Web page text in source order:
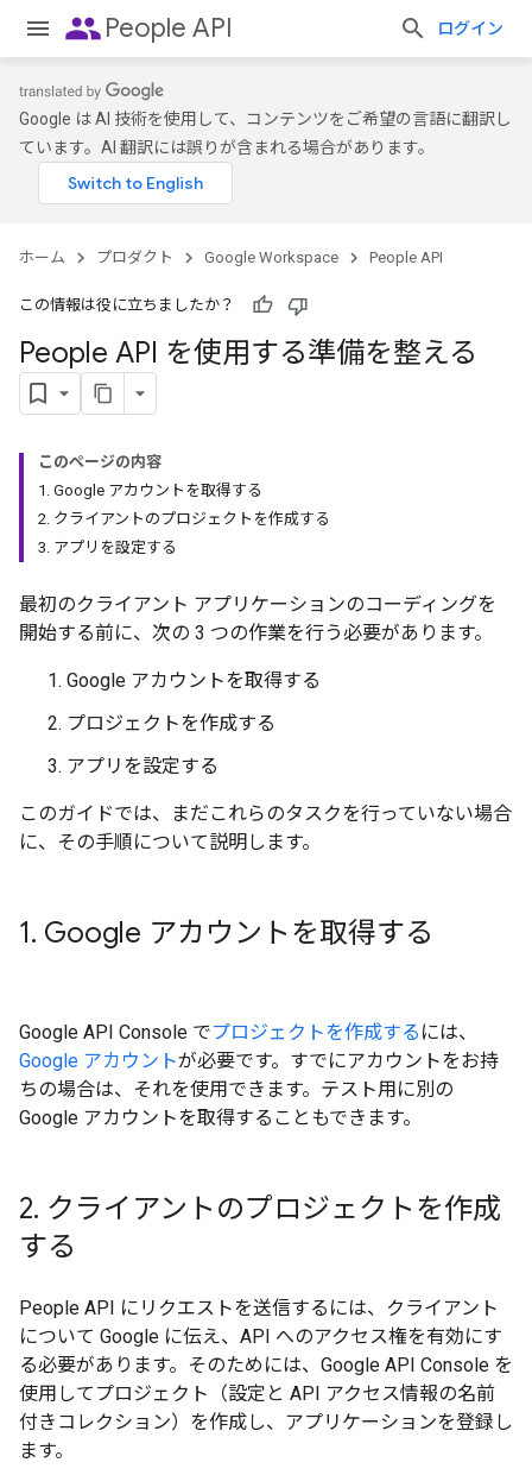
peoplePeople API ログイン
Google は AI 技術を使用して、コンテンツをご希望の言語に翻訳し
ています。AI 翻訳には誤りが含まれる場合があります。
ホーム プロダクト Google Workspace People API
この情報は役に立ちましたか？
People API を使用する準備を整える
このページの内容
1. Google アカウントを取得する
2. クライアントのプロジェクトを作成する
3. アプリを設定する
最初のクライアント アプリケーションのコーディングを
開始する前に、次の 3 つの作業を行う必要があります。
Google アカウントを取得する
プロジェクトを作成する
アプリを設定する
このガイドでは、まだこれらのタスクを行っていない場合
に、その手順について説明します。
1. Google アカウントを取得する
Google API Console でプロジェクトを作成する には、
Google アカウントが必要です。すでにアカウントをお持
ちの場合は、それを使用できます。テスト用に別の
Google アカウントを取得することもできます。
2. クライアントのプロジェクトを作成
する
People API にリクエストを送信するには、クライアント
について Google に伝え、API へのアクセス権を有効にす
る必要があります。そのためには、Google API Console を
使用してプロジェクト
（設定と API アクセス情報の名前
付きコレクション）を作成し、アプリケーションを登録し
ます。